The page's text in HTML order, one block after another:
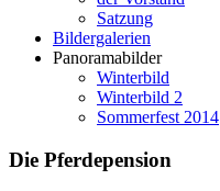
Satzung
Bildergalerien
Panoramabilder
Winterbild
Winterbild 2
Sommerfest 2014
Die Pferdepension